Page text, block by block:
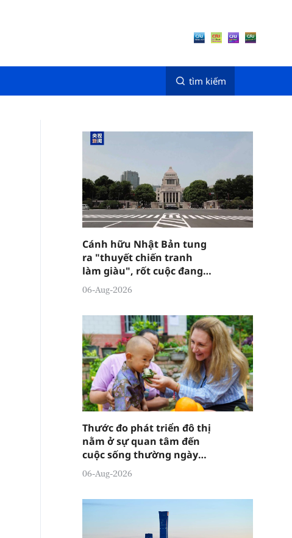
tìm kiếm
Cánh hữu Nhật Bản tung
ra "thuyết chiến tranh
làm giàu", rốt cuộc đang
đánh lừa ai?
06-Aug-2026
Thước đo phát triển đô thị
nằm ở sự quan tâm đến
cuộc sống thường ngày
của người dân
06-Aug-2026